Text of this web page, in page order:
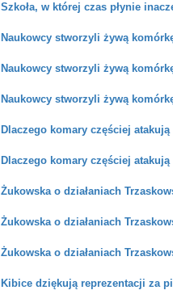
Szkoła, w której czas płynie
Naukowcy stworzyli żywą
Naukowcy stworzyli żywą
Naukowcy stworzyli żywą
Dlaczego komary częściej
Dlaczego komary częściej
Żukowska o działaniach
Żukowska o działaniach
Żukowska o działaniach
Kibice dziękują reprezentacji za